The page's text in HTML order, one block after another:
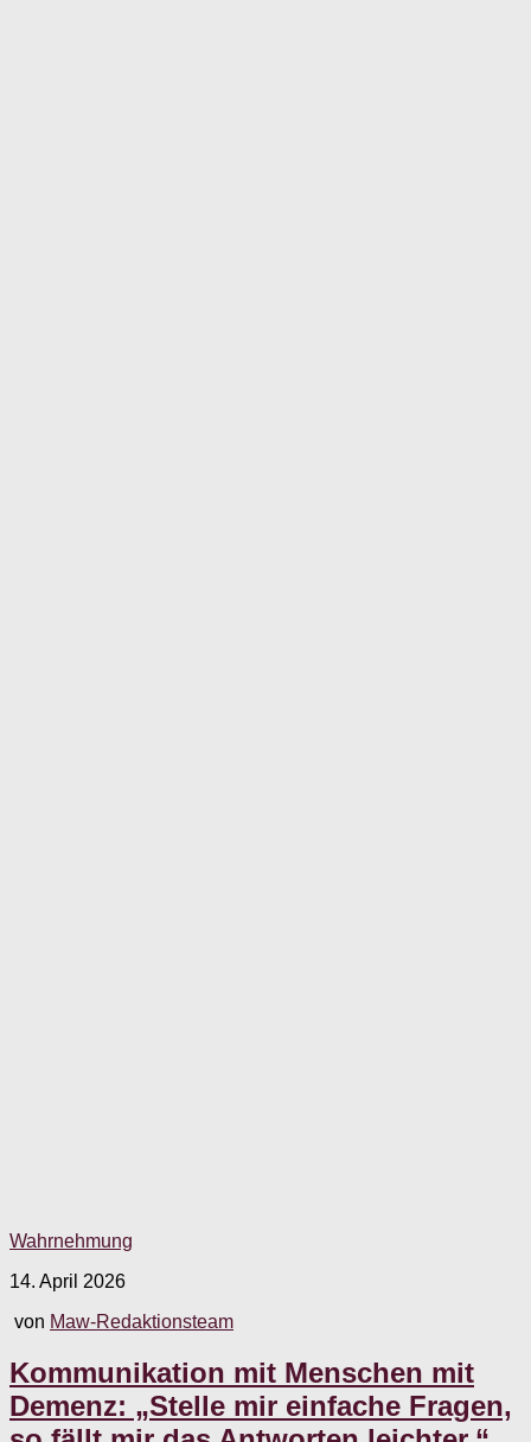
Wahrnehmung
14. April 2026
von Maw-Redaktionsteam
Kommunikation mit Menschen mit
Demenz: „Stelle mir einfache Fragen,